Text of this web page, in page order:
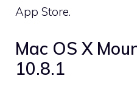
App Store.
Mac OS X
10.8.1